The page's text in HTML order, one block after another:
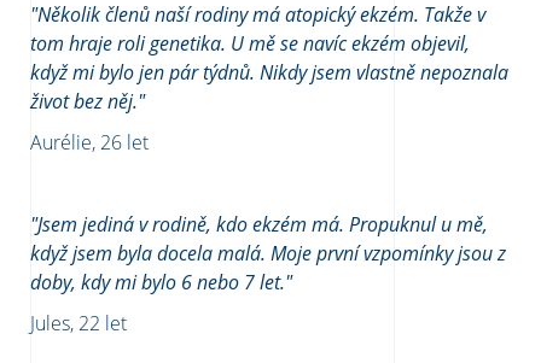
"Několik členů naší rodiny má atopický ekzém. Takže v
tom hraje roli genetika. U mě se navíc ekzém objevil,
když mi bylo jen pár týdnů. Nikdy jsem vlastně nepoznala
život bez něj."
Aurélie, 26 let
"Jsem jediná v rodině, kdo ekzém má. Propuknul u mě,
když jsem byla docela malá. Moje první vzpomínky jsou z
doby, kdy mi bylo 6 nebo 7 let."
Jules, 22 let